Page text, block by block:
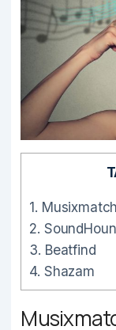
1. Musixmatch
2.
3. Beatfind
4. Shazam